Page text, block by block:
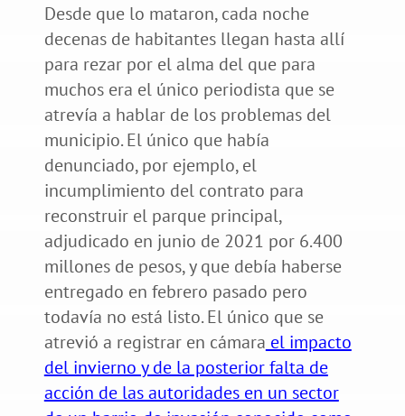
Desde que lo mataron, cada noche
decenas de habitantes llegan hasta allí
para rezar por el alma del que para
muchos era el único periodista que se
atrevía a hablar de los problemas del
municipio. El único que había
denunciado, por ejemplo, el
incumplimiento del contrato para
reconstruir el parque principal,
adjudicado en junio de 2021 por 6.400
millones de pesos, y que debía haberse
entregado en febrero pasado pero
todavía no está listo. El único que se
atrevió a registrar en cámara el impacto
del invierno y de la posterior falta de
acción de las autoridades en un sector